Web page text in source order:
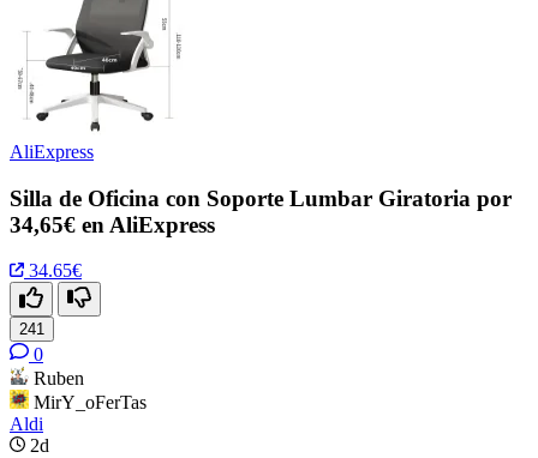
AliExpress
Silla de Oficina con Soporte Lumbar Giratoria por
34,65€ en AliExpress
34.65€
241
0
Ruben
MirY_oFerTas
Aldi
2d